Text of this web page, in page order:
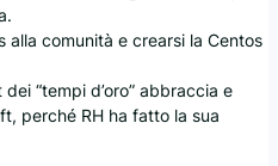
alla comunità e crearsi la Centos
“tempi d’oro” abbraccia e
perché RH ha fatto la sua